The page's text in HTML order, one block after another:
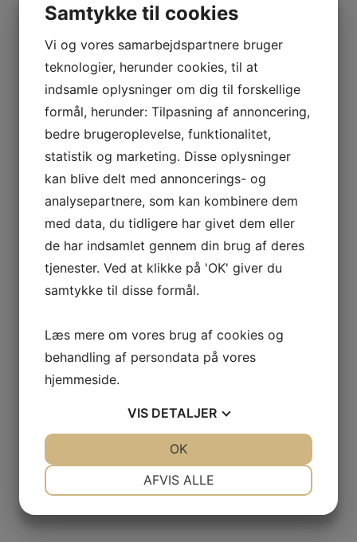
(Påkrævet)
Beskriv
opgave
Jeg er ikke en robot
Samtykke til cookies
Vi og vores samarbejdspartnere bruger
teknologier, herunder cookies, til at
indsamle oplysninger om dig til forskellige
formål, herunder: Tilpasning af annoncering,
bedre brugeroplevelse, funktionalitet,
statistik og marketing. Disse oplysninger
kan blive delt med annoncerings- og
analysepartnere, som kan kombinere dem
med data, du tidligere har givet dem eller
de har indsamlet gennem din brug af deres
tjenester. Ved at klikke på 'OK' giver du
samtykke til disse formål.
Læs mere om vores brug af cookies og
behandling af persondata på vores
hjemmeside.
VIS DETALJER
AFVIS ALLE
OK